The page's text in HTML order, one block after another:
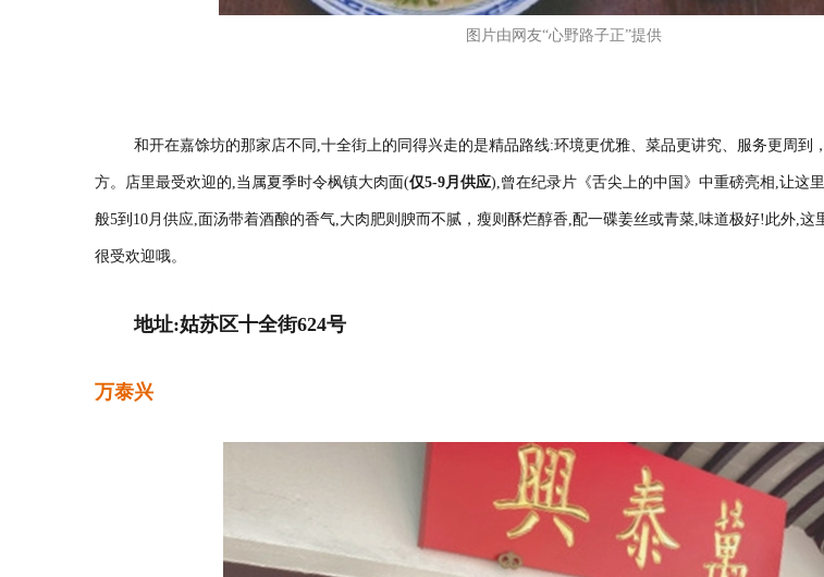
图片由网友“心野路子正”提供
和开在嘉馀坊的那家店不同,十全街上的同得兴走的是精品路线:环境更优雅、菜品更讲究、服务更周到
方。店里最受欢迎的,当属夏季时令枫镇大肉面(仅5-9月供应),曾在纪录片《舌尖上的中国》中重磅亮相,让这
般5到10月供应,面汤带着酒酿的香气,大肉肥则腴而不腻，瘦则酥烂醇香,配一碟姜丝或青菜,味道极好!此外,这
很受欢迎哦。
地址:姑苏区十全街624号
万泰兴